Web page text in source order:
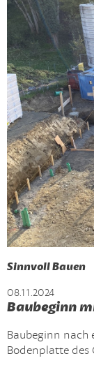
Sinnvoll Bauen
08.11.2024
Baubeginn
Baubeginn nach
Bodenplatte des